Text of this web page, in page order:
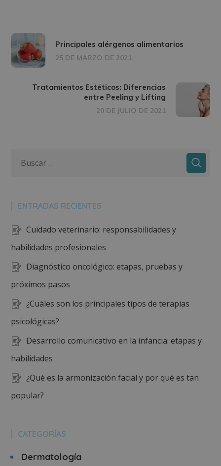
Principales alérgenos alimentarios
25 DE MARZO DE 2021
Tratamientos Estéticos: Diferencias
entre Peeling y Lifting
20 DE JULIO DE 2021
ENTRADAS RECIENTES
Cuidado veterinario: responsabilidades y
habilidades profesionales
Diagnóstico oncológico: etapas, pruebas y
próximos pasos
¿Cuáles son los principales tipos de terapias
psicológicas?
Desarrollo comunicativo en la infancia: etapas y
habilidades
¿Qué es la armonización facial y por qué es tan
popular?
CATEGORÍAS
Dermatología